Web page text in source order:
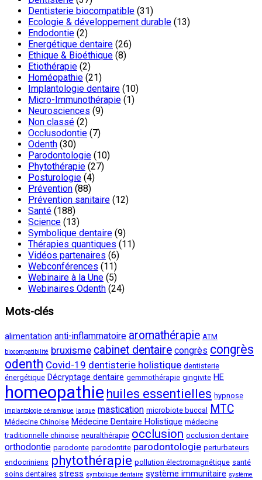
Dentisterie biocompatible (31)
Ecologie & développement durable (13)
Endodontie (2)
Energétique dentaire (26)
Ethique & Bioéthique (8)
Etiothérapie (2)
Homéopathie (21)
Implantologie dentaire (10)
Micro-Immunothérapie (1)
Neurosciences (9)
Non classé (2)
Occlusodontie (7)
Odenth (30)
Parodontologie (10)
Phytothérapie (27)
Posturologie (4)
Prévention (88)
Prévention sanitaire (12)
Santé (188)
Science (13)
Symbolique dentaire (9)
Thérapies quantiques (11)
Vidéos partenaires (6)
Webconférences (11)
Webinaire à la Une (5)
Webinaires Odenth (24)
Mots-clés
alimentation anti-inflammatoire aromathérapie ATM
biocompatibilité bruxisme cabinet dentaire congrès congrès
odenth Covid-19 dentisterie holistique dentisterie
énergétique Décryptage dentaire gemmothérapie gingivite HE
homeopathie huiles essentielles hypnose
implantologie céramique langue mastication microbiote buccal MTC
Médecine Chinoise Médecine Dentaire Holistique médecine
traditionnelle chinoise neuralthérapie occlusion occlusion dentaire
orthodontie parodonte parodontite parodontologie perturbateurs
endocriniens phytothérapie pollution électromagnétique santé
soins dentaires stress symbolique dentaire système immunitaire système